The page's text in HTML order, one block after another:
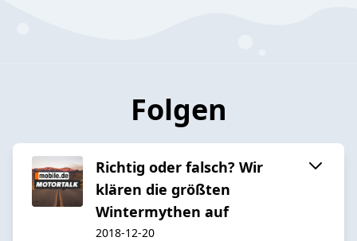
Folgen
Richtig oder falsch? Wir
klären die größten
Wintermythen auf
2018-12-20